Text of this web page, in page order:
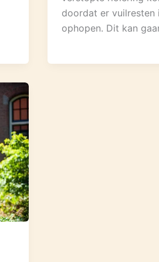
doordat er vuilresten
ophopen. Dit kan